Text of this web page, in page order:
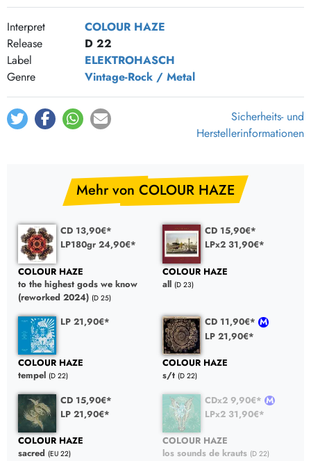
Interpret
COLOUR HAZE
Release
D 22
Label
ELEKTROHASCH
Genre
Vintage-Rock / Metal
Sicherheits- und
Herstellerinformationen
Mehr von COLOUR HAZE
CD 13,90€*
LP180gr 24,90€*
COLOUR HAZE
to the highest gods we know
(reworked 2024) (D 25)
CD 15,90€*
LPx2 31,90€*
COLOUR HAZE
all (D 23)
LP 21,90€*
COLOUR HAZE
tempel (D 22)
CD 11,90€*
LP 21,90€*
COLOUR HAZE
s/t (D 22)
CD 15,90€*
LP 21,90€*
COLOUR HAZE
sacred (EU 22)
CDx2 9,90€*
LPx2 31,90€*
COLOUR HAZE
los sounds de krauts (D 22)